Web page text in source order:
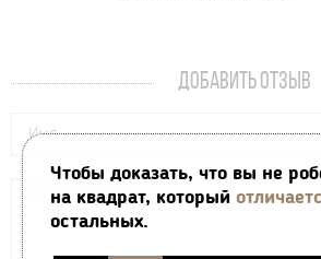
ДОБАВИТЬ ОТЗЫВ
Чтобы доказать, что вы не
на квадрат, который
остальных.